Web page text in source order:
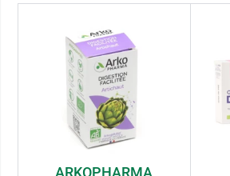
ARKOPHARMA